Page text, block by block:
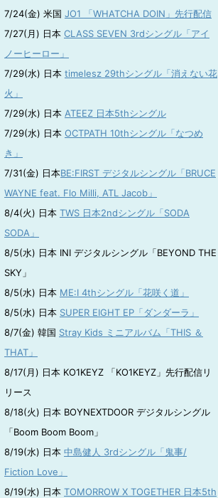
7/24(金) 米国 JO1 「WHATCHA DOIN」先行配信
7/27(月) 日本 CLASS SEVEN 3rdシングル「アイ
ノーヒーロー」
7/29(水) 日本 timelesz 29thシングル「消えない花
火」
7/29(水) 日本 ATEEZ 日本5thシングル
7/29(水) 日本 OCTPATH 10thシングル「なつめ
き」
7/31(金) 日本BE:FIRST デジタルシングル「BRUCE
WAYNE feat. Flo Milli, ATL Jacob」
8/4(火) 日本 TWS 日本2ndシングル「SODA
SODA」
8/5(水) 日本 INI デジタルシングル「BEYOND THE
SKY」
8/5(水) 日本 ME:I 4thシングル「花咲く道」
8/5(水) 日本 SUPER EIGHT EP「ダンダーラ」
8/7(金) 韓国 Stray Kids ミニアルバム「THIS ＆
THAT」
8/17(月) 日本 KO1KEYZ 「KO1KEYZ」先行配信リ
リース
8/18(火) 日本 BOYNEXTDOOR デジタルシングル
「Boom Boom Boom」
8/19(水) 日本 中島健人 3rdシングル「鬼事/
Fiction Love」
8/19(水) 日本 TOMORROW X TOGETHER 日本5th